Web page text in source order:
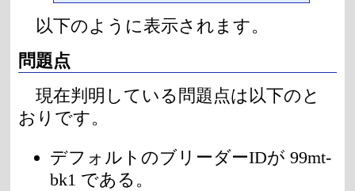
以下のように表示されます。
問題点
現在判明している問題点は以下のと
おりです。
デフォルトのブリーダーIDが 99mt-
bk1 である。